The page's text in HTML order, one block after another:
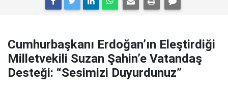
Cumhurbaşkanı Erdoğan’ın Eleştirdiği
Milletvekili Suzan Şahin’e Vatandaş
Desteği: “Sesimizi Duyurdunuz”